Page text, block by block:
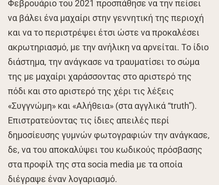
Φεβρουάριο του 2021 προσπάθησε να την πείσει
να βάλει ένα μαχαίρι στην γεννητική της περιοχή
και να το περιστρέψει έτσι ώστε να προκαλέσει
ακρωτηριασμό, με την ανήλικη να αρνείται. Το ίδιο
διάστημα, την ανάγκασε να τραυματίσει το σώμα
της με μαχαίρι χαράσσοντας στο αριστερό της
πόδι και στο αριστερό της χέρι τις λέξεις
«Συγγνώμη» και «Αλήθεια» (στα αγγλικά “truth”).
Επιστρατεύοντας τις ίδιες απειλές περί
δημοσίευσης γυμνών φωτογραφιών την ανάγκασε,
δε, να του αποκαλύψει του κωδικούς πρόσβασης
στα προφίλ της στα socia media με τα οποία
διέγραψε έναν λογαριασμό.